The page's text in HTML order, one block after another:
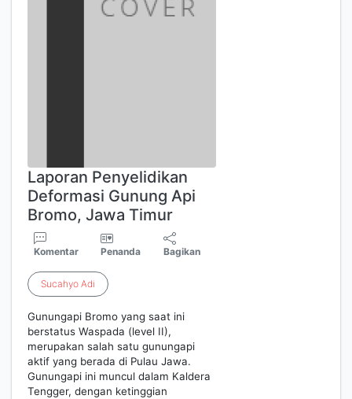
Laporan Penyelidikan
Deformasi Gunung Api
Bromo, Jawa Timur
Komentar Penanda Bagikan
Sucahyo Adi
Gunungapi Bromo yang saat ini
berstatus Waspada (level II),
merupakan salah satu gunungapi
aktif yang berada di Pulau Jawa.
Gunungapi ini muncul dalam Kaldera
Tengger, dengan ketinggian